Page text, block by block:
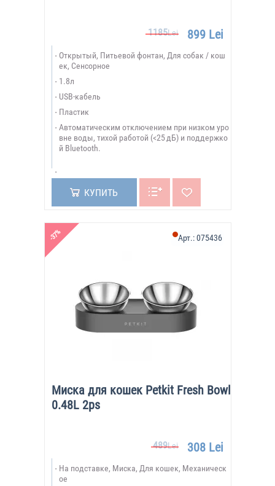
1185Lei 899 Lei
Открытый, Питьевой фонтан, Для собак / кош
ек, Сенсорное
1.8л
USB-кабель
Пластик
Автоматическим отключением при низком уро
вне воды, тихой работой (<25 дБ) и поддержко
й Bluetooth.
КУПИТЬ
-37%
Миска для кошек Petkit Fresh Bowl
0.48L 2ps
Арт.:075436
489Lei 308 Lei
На подставке, Миска, Для кошек, Механическ
ое